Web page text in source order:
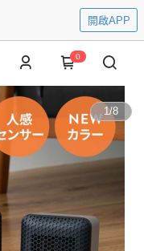
開啟APP
0
1/8